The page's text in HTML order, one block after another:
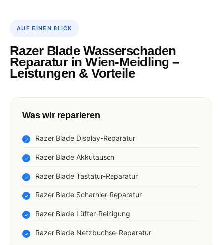
AUF EINEN BLICK
Razer Blade Wasserschaden
Reparatur in Wien-Meidling –
Leistungen & Vorteile
Was wir reparieren
Razer Blade Display-Reparatur
Razer Blade Akkutausch
Razer Blade Tastatur-Reparatur
Razer Blade Scharnier-Reparatur
Razer Blade Lüfter-Reinigung
Razer Blade Netzbuchse-Reparatur